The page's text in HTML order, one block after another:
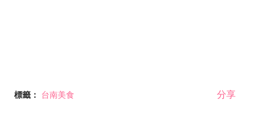
標籤： 台南美食 分享